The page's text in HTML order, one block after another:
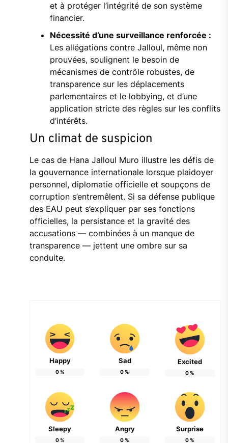
et à protéger l’intégrité de son système
financier.
Nécessité d’une surveillance renforcée :
Les allégations contre Jalloul, même non
prouvées, soulignent le besoin de
mécanismes de contrôle robustes, de
transparence sur les déplacements
parlementaires et le lobbying, et d’une
application stricte des règles sur les conflits
d’intérêts.
Un climat de suspicion
Le cas de Hana Jalloul Muro illustre les défis de
la gouvernance internationale lorsque plaidoyer
personnel, diplomatie officielle et soupçons de
corruption s’entremêlent. Si sa défense publique
des EAU peut s’expliquer par ses fonctions
officielles, la persistance et la gravité des
accusations — combinées à un manque de
transparence — jettent une ombre sur sa
conduite.
Happy
0%
Sad
0%
Excited
0%
Sleepy
0%
Angry
0%
Surprise
0%